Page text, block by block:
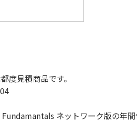
度見積商品です。
ネットワーク版の年